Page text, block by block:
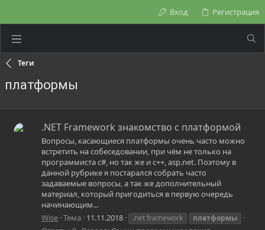
Вход Регистрация
Теги
платформы
.NET Framework знакомство с платформой
Вопросы, касающиеся платформы очень часто можно
встретить на собеседовании, при чём не только на
программиста c#, но так же и c++, asp.net. Поэтому в
данной рубрике я постарался собрать часто
задаваемые вопросы, а так же дополнительный
материал, который пригодиться в первую очередь
начинающим...
Wise Тема 11.11.2018 .net framework платформы